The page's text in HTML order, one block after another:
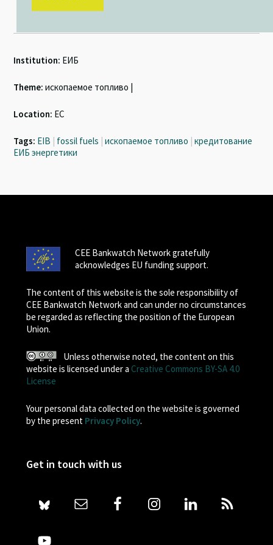
Institution: ЕИБ
Theme: ископаемое топливо |
Location: ЕС
Tags: EIB | fossil fuels | ископаемое топливо | кредитование
ЕИБ энергетики
CEE Bankwatch Network gratefully
acknowledges EU funding support.
The content of this website is the sole responsibility of
CEE Bankwatch Network and can under no circumstances
be regarded as reflecting the position of the European
Union.
Unless otherwise noted, the content on this
website is licensed under a Creative Commons BY-SA 4.0
License
Your personal data collected on the website is governed
by the present Privacy Policy.
Get in touch with us